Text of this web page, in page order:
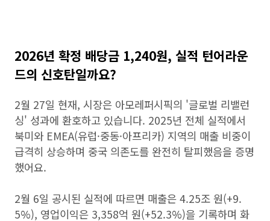
2026년 확정 배당금 1,240원, 실적 턴어라운
드의 신호탄일까요?
2월 27일 현재, 시장은 아모레퍼시픽의 '글로벌 리밸런
싱' 성과에 환호하고 있습니다. 2025년 전체 실적에서
북미와 EMEA(유럽·중동·아프리카) 지역의 매출 비중이
급격히 상승하며 중국 의존도를 완전히 탈피했음을 증명
했어요.
2월 6일 공시된 실적에 따르면 매출은 4.25조 원(+9.
5%), 영업이익은 3,358억 원(+52.3%)을 기록하며 화